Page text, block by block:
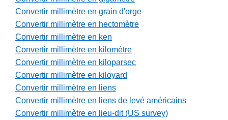
Convertir millimètre en grain d'orge
Convertir millimètre en hectomètre
Convertir millimètre en ken
Convertir millimètre en kilomètre
Convertir millimètre en kiloparsec
Convertir millimètre en kiloyard
Convertir millimètre en liens
Convertir millimètre en liens de levé américains
Convertir millimètre en lieu-dit (US survey)